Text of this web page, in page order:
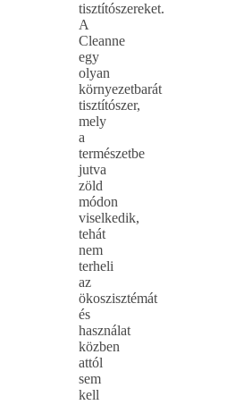
tisztítószereket.
A
Cleanne
egy
olyan
környezetbarát
tisztítószer,
mely
a
természetbe
jutva
zöld
módon
viselkedik,
tehát
nem
terheli
az
ökoszisztémát
és
használat
közben
attól
sem
kell